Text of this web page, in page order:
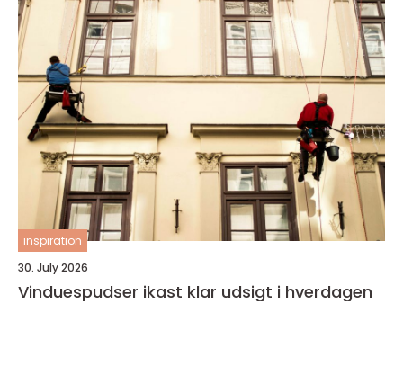
inspiration
30. July 2026
Vinduespudser ikast klar udsigt i hverdagen